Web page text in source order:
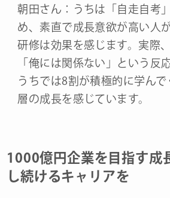
朝田さん：うちは「自走自考
め、素直で成長意欲が高い人
研修は効果を感じます。実際
「俺には関係ない」という反
うちでは8割が積極的に学ん
層の成長を感じています。
1000億円企業を目指す成
し続けるキャリアを